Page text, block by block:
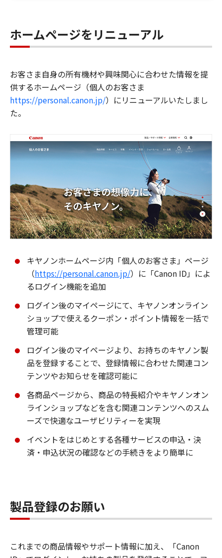
ホームページをリニューアル
お客さま自身の所有機材や興味関心に合わせた情報を提
供するホームページ（個人のお客さま
https://personal.canon.jp/）にリニューアルいたしまし
た。
キヤノンホームページ内「個人のお客さま」ページ
（https://personal.canon.jp/）に「Canon ID」によ
るログイン機能を追加
ログイン後のマイページにて、キヤノンオンライン
ショップで使えるクーポン・ポイント情報を一括で
管理可能
ログイン後のマイページより、お持ちのキヤノン製
品を登録することで、登録情報に合わせた関連コン
テンツやお知らせを確認可能に
各商品ページから、商品の特長紹介やキヤノンオン
ラインショップなどを含む関連コンテンツへのスム
ーズで快適なユーザビリティーを実現
イベントをはじめとする各種サービスの申込・決
済・申込状況の確認などの手続きをより簡単に
製品登録のお願い
これまでの商品情報やサポート情報に加え、「Canon